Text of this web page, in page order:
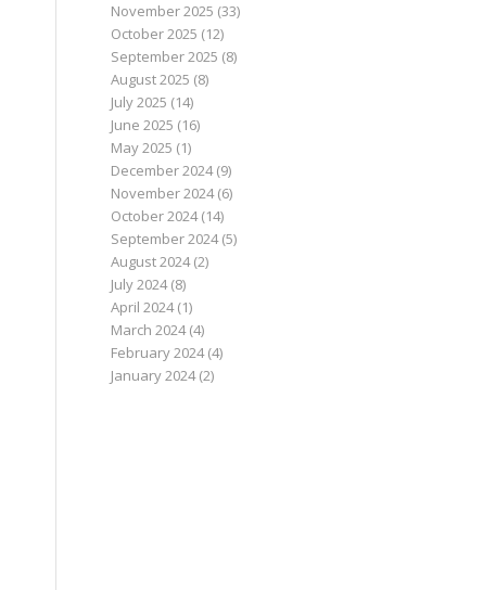
November 2025 (33)
October 2025 (12)
September 2025 (8)
August 2025 (8)
July 2025 (14)
June 2025 (16)
May 2025 (1)
December 2024(9)
November 2024(6)
October 2024(14)
September 2024(5)
August 2024(2)
July 2024(8)
April 2024(1)
March 2024(4)
February 2024(4)
January 2024(2)